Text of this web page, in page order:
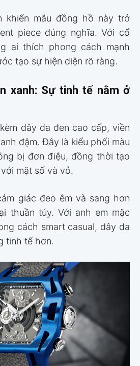
khiến mẫu đồng hồ này trở
piece đúng nghĩa. Với cổ
ai thích phong cách mạnh
tạo sự hiện diện rõ ràng.
xanh: Sự tinh tế nằm ở
dây da đen cao cấp, viền
đậm. Đây là kiểu phối màu
bị đơn điệu, đồng thời tạo
mặt số và vỏ.
giác đeo êm và sang hơn
thuần túy. Với anh em mặc
cách smart casual, dây da
tinh tế hơn.